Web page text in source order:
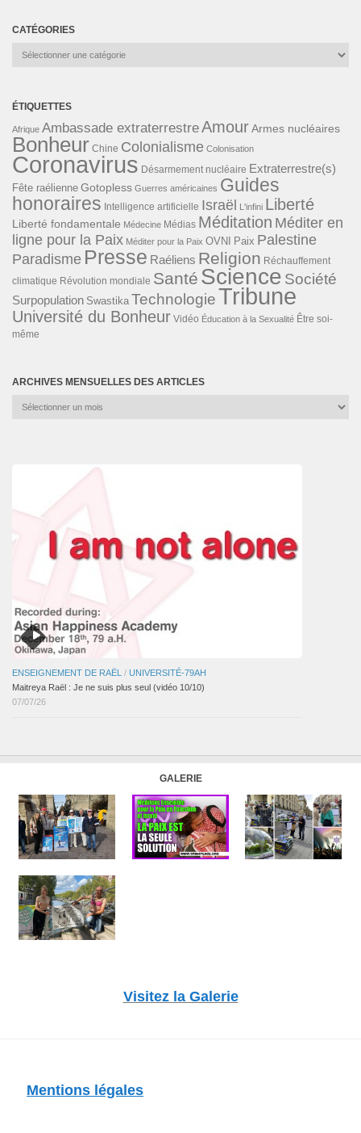
CATÉGORIES
Catégories
ÉTIQUETTES
Afrique Ambassade extraterrestreAmourArmes nucléaires
Bonheur Chine Colonialisme Colonisation
Coronavirus Désarmement nucléaire Extraterrestre(s)
Fête raélienne Gotopless Guerres américaines Guides
honoraires Intelligence artificielle Israël L'infini Liberté
Liberté fondamentale Médecine Médias Méditation Méditer en
ligne pour la Paix Méditer pour la Paix OVNI Paix Palestine
Paradisme Presse Raéliens Religion Réchauffement
climatique Révolution mondiale Santé Science Société
Surpopulation Swastika TechnologieTribune
Université du Bonheur Vidéo Éducation à la Sexualité Être soi-
même
ARCHIVES MENSUELLES DES ARTICLES
Archives
ENSEIGNEMENT DE RAËL / UNIVERSITÉ-79AH
Maitreya Raël : Je ne suis plus seul (vidéo 10/10)
07/07/26
GALERIE
Visitez la Galerie
Mentions légales